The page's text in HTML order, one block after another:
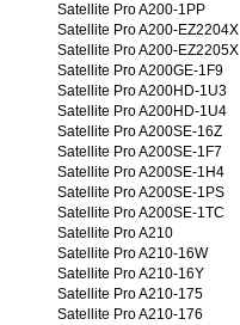
Satellite Pro A200-1PP
Satellite Pro A200-EZ2204X
Satellite Pro A200-EZ2205X
Satellite Pro A200GE-1F9
Satellite Pro A200HD-1U3
Satellite Pro A200HD-1U4
Satellite Pro A200SE-16Z
Satellite Pro A200SE-1F7
Satellite Pro A200SE-1H4
Satellite Pro A200SE-1PS
Satellite Pro A200SE-1TC
Satellite Pro A210
Satellite Pro A210-16W
Satellite Pro A210-16Y
Satellite Pro A210-175
Satellite Pro A210-176